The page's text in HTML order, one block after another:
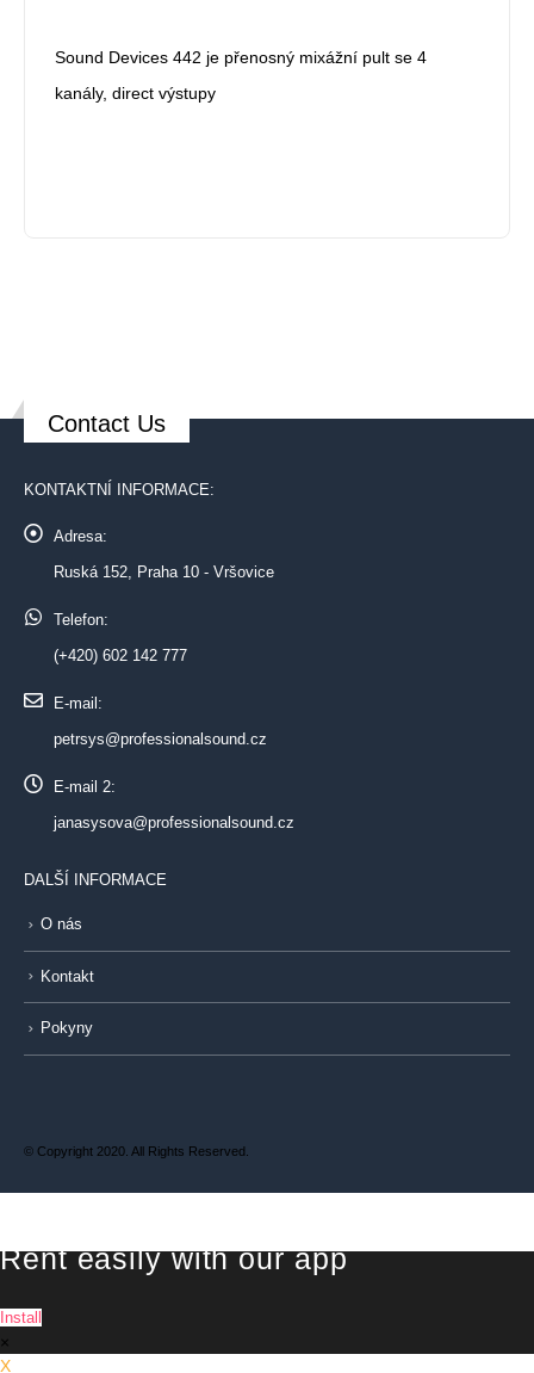
Sound Devices 442 je přenosný mixážní pult se 4
kanály, direct výstupy
Contact Us
KONTAKTNÍ INFORMACE:
Adresa:
Ruská 152, Praha 10 - Vršovice
Telefon:
(+420) 602 142 777
E-mail:
petrsys@professionalsound.cz
E-mail 2:
janasysova@professionalsound.cz
DALŠÍ INFORMACE
O nás
Kontakt
Pokyny
© Copyright 2020. All Rights Reserved.
Rent easily with our app
Install
×
X